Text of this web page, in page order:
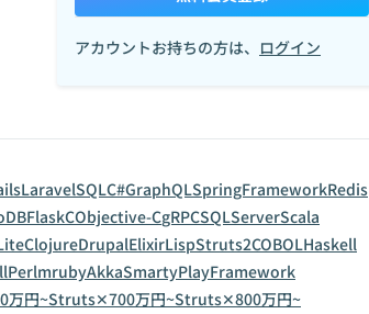
アカウントお持ちの方は、 ログイン
LaravelSQLC#GraphQLSpringFrameworkRedis
FlaskCObjective-CgRPCSQLServerScala
ClojureDrupalElixirLispStruts2COBOLHaskell
PerlmrubyAkkaSmartyPlayFramework
円~Struts✕700万円~Struts✕800万円~